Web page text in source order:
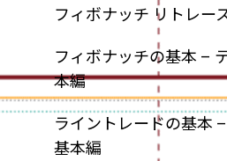
フィボナッチ リトレー
フィボナッチの基本 –
本編
ライントレードの基本
基本編